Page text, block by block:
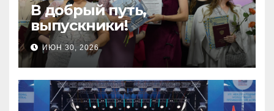
В добрый путь,
выпускники!
ИЮН 30, 2026